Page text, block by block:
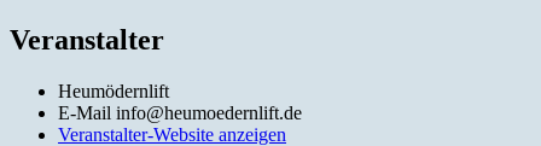
Veranstalter
Heumödernlift
E-Mail info@heumoedernlift.de
Veranstalter-Website anzeigen